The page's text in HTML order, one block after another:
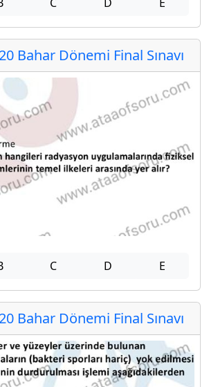
Bahar Dönemi Final Sınavı
C D E
Bahar Dönemi Final Sınavı